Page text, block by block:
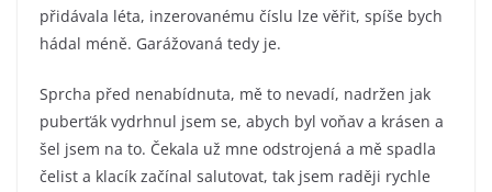
přidávala léta, inzerovanému číslu lze věřit, spíše bych
hádal méně. Garážovaná tedy je.
Sprcha před nenabídnuta, mě to nevadí, nadržen jak
puberťák vydrhnul jsem se, abych byl voňav a krásen a
šel jsem na to. Čekala už mne odstrojená a mě spadla
čelist a klacík začínal salutovat, tak jsem raději rychle